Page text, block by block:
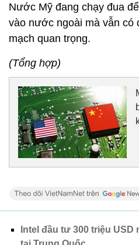
Nước Mỹ đang chạy đua
vào nước ngoài mà vẫn có
mạch quan trọng.
(Tổng hợp)
Intel đầu tư 300 triệu